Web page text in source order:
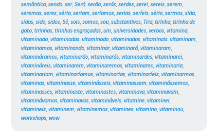
semântica, sendo, ser, Será, serão, serás, serdes, serei, sereis, serem,
seremos, seres, séria, seriam, seríamos, serias, seríeis, sério, sermos, sida,
sidas, sido, sidos, Só, sois, somos, sou, substantivos, Tira, tirinha, tirinha de
gato, tirinhas, tirinhas engraçadas, um, universidades, verbos, vitamina,
vitaminada, vitaminadas, vitaminado, vitaminados, vitaminais, vitaminam,
vitaminamos, vitaminando, vitaminar, vitaminará, vitaminaram,
vitamináramos, vitaminarão, vitaminarás, vitaminardes, vitaminarei,
vitamináreis, vitaminarem, vitaminaremos, vitaminares, vitaminaria,
vitaminariam, vitaminaríamos, vitaminarias, vitaminaríeis, vitaminarmos,
vitaminas, vitaminasse, vitaminásseis, vitaminassem, vitaminássemos,
vitaminasses, vitaminaste, vitaminastes, vitaminava, vitaminavam,
vitaminávamos, vitaminavas, vitamináveis, vitamine, vitaminei,
vitamineis, vitaminem, vitaminemos, vitamines, vitamino, vitaminou,
workshops, wow